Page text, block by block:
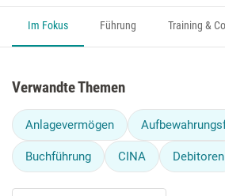
Im Fokus Führung Training &
Verwandte Themen
Anlagevermögen
Buchführung CINA Debitoren